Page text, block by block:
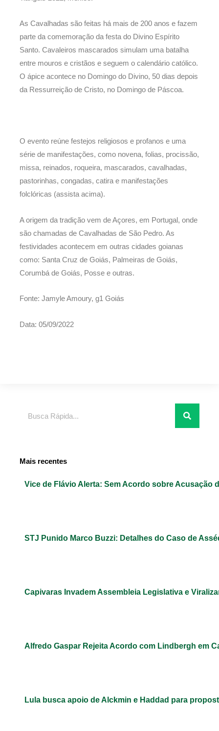
As Cavalhadas são feitas há mais de 200 anos e fazem
parte da comemoração da festa do Divino Espírito
Santo. Cavaleiros mascarados simulam uma batalha
entre mouros e cristãos e seguem o calendário católico.
O ápice acontece no Domingo do Divino, 50 dias depois
da Ressurreição de Cristo, no Domingo de Páscoa.
O evento reúne festejos religiosos e profanos e uma
série de manifestações, como novena, folias, procissão,
missa, reinados, roqueira, mascarados, cavalhadas,
pastorinhas, congadas, catira e manifestações
folclóricas (assista acima).
A origem da tradição vem de Açores, em Portugal, onde
são chamadas de Cavalhadas de São Pedro. As
festividades acontecem em outras cidades goianas
como: Santa Cruz de Goiás, Palmeiras de Goiás,
Corumbá de Goiás, Posse e outras.
Fonte: Jamyle Amoury, g1 Goiás
Data: 05/09/2022
Mais recentes
Vice de Flávio Alerta: Sem Acordo sobre Acusação
STJ Punido Marco Buzzi: Detalhes do Caso de
Capivaras Invadem Assembleia Legislativa e
Alfredo Gaspar Rejeita Acordo com Lindbergh em
Lula busca apoio de Alckmin e Haddad para